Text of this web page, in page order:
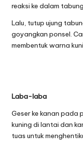
reaksi ke dalam
Lalu, tutup ujung
goyangkan ponsel.
membentuk warna
Laba-laba
Geser ke kanan pada
kuning di lantai dan
tuas untuk